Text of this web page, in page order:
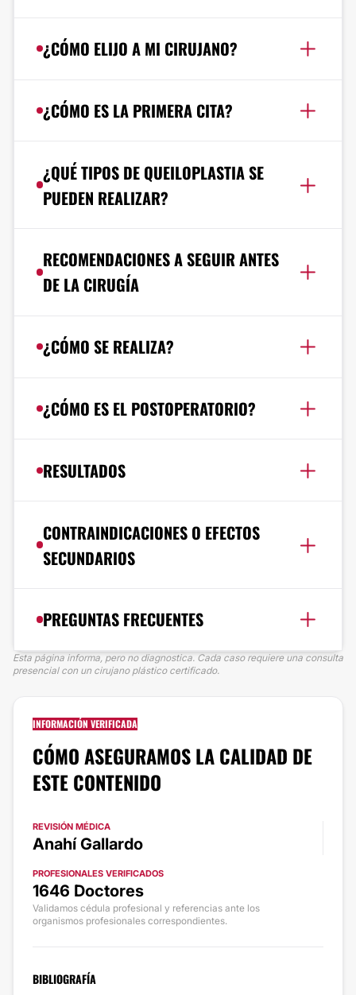
¿CÓMO ELIJO A MI CIRUJANO?
¿CÓMO ES LA PRIMERA CITA?
¿QUÉ TIPOS DE QUEILOPLASTIA SE
PUEDEN REALIZAR?
RECOMENDACIONES A SEGUIR ANTES
DE LA CIRUGÍA
¿CÓMO SE REALIZA?
¿CÓMO ES EL POSTOPERATORIO?
RESULTADOS
CONTRAINDICACIONES O EFECTOS
SECUNDARIOS
PREGUNTAS FRECUENTES
Esta página informa, pero no diagnostica. Cada caso requiere una consulta
presencial con un cirujano plástico certificado.
INFORMACIÓN VERIFICADA
CÓMO ASEGURAMOS LA CALIDAD DE
ESTE CONTENIDO
REVISIÓN MÉDICA
Anahí Gallardo
PROFESIONALES VERIFICADOS
1646 Doctores
Validamos cédula profesional y referencias ante los
organismos profesionales correspondientes.
BIBLIOGRAFÍA